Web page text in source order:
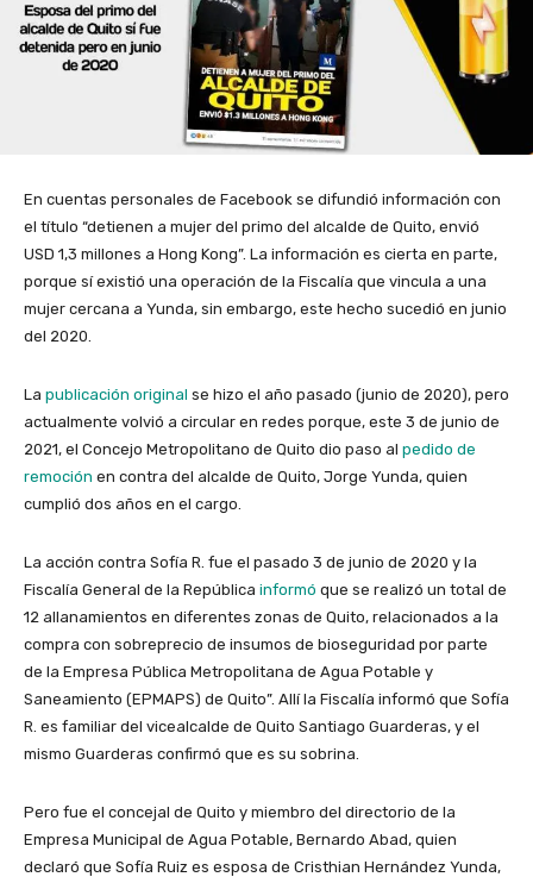
En cuentas personales de Facebook se difundió información con
el título “detienen a mujer del primo del alcalde de Quito, envió
USD 1,3 millones a Hong Kong”. La información es cierta en parte,
porque sí existió una operación de la Fiscalía que vincula a una
mujer cercana a Yunda, sin embargo, este hecho sucedió en junio
del 2020.
La publicación original se hizo el año pasado (junio de 2020), pero
actualmente volvió a circular en redes porque, este 3 de junio de
2021, el Concejo Metropolitano de Quito dio paso al pedido de
remoción en contra del alcalde de Quito, Jorge Yunda, quien
cumplió dos años en el cargo.
La acción contra Sofía R. fue el pasado 3 de junio de 2020 y la
Fiscalía General de la República informó que se realizó un total de
12 allanamientos en diferentes zonas de Quito, relacionados a la
compra con sobreprecio de insumos de bioseguridad por parte
de la Empresa Pública Metropolitana de Agua Potable y
Saneamiento (EPMAPS) de Quito”. Allí la Fiscalía informó que Sofía
R. es familiar del vicealcalde de Quito Santiago Guarderas, y el
mismo Guarderas confirmó que es su sobrina.
Pero fue el concejal de Quito y miembro del directorio de la
Empresa Municipal de Agua Potable, Bernardo Abad, quien
declaró que Sofía Ruiz es esposa de Cristhian Hernández Yunda,